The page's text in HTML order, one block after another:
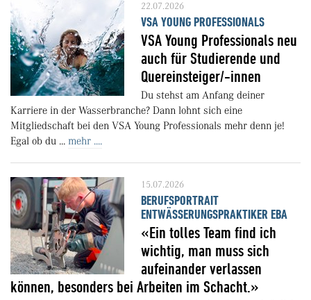
22.07.2026
VSA YOUNG PROFESSIONALS
VSA Young Professionals neu
auch für Studierende und
Quereinsteiger/-innen
Du stehst am Anfang deiner
Karriere in der Wasserbranche? Dann lohnt sich eine
Mitgliedschaft bei den VSA Young Professionals mehr denn je!
Egal ob du ... mehr ....
15.07.2026
BERUFSPORTRAIT
ENTWÄSSERUNGSPRAKTIKER EBA
«Ein tolles Team find ich
wichtig, man muss sich
aufeinander verlassen
können, besonders bei Arbeiten im Schacht.»